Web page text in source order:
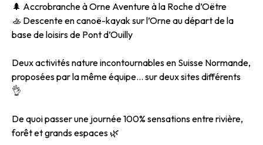
🌲 Accrobranche à Orne Aventure à la Roche d’Oëtre
🚣 Descente en canoë-kayak sur l’Orne au départ de la
base de loisirs de Pont d’Ouilly
Deux activités nature incontournables en Suisse Normande,
proposées par la même équipe… sur deux sites différents
👌
De quoi passer une journée 100% sensations entre rivière,
forêt et grands espaces 🌿